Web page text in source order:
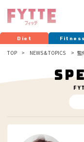
Diet Fitness
TOP NEWS & TOPICS 監